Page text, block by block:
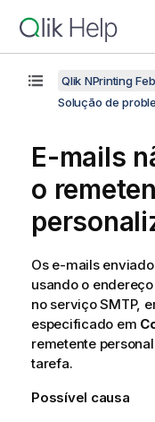
Qlik NPrinting
Solução de
E-mails
o
Os e-mails
usando o
no serviço SMTP,
especificado em
remetente
tarefa.
Possível causa